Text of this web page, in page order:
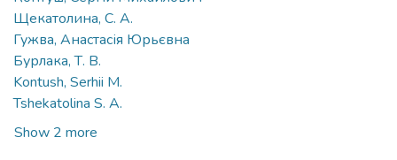
Щекатолина, С. А.
Гужва, Анастасія Юрьєвна
Бурлака, Т. В.
Kontush, Serhii M.
Tshekatolina S. A.
Show 2 more